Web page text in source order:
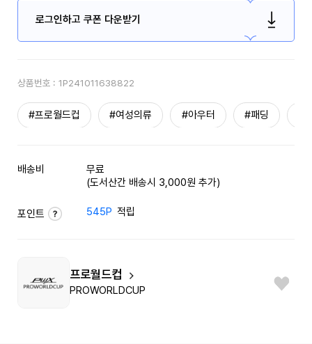
로그인하고 쿠폰 다운받기
상품번호 : 1P241011638822
#프로월드컵 #여성의류 #아우터 #패딩
배송비
무료
(도서산간 배송시 3,000원 추가)
포인트 545P 적립
프로월드컵
PROWORLDCUP